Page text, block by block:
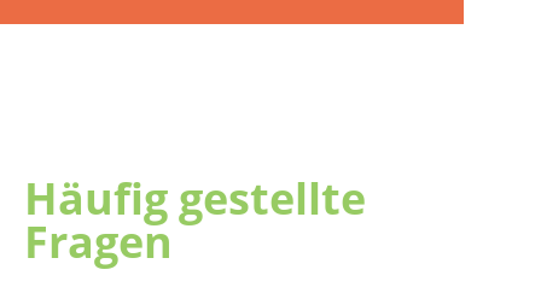
Häufig gestellte
Fragen